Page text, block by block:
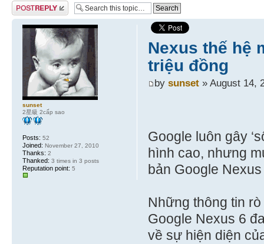
Post a reply
Nexus thế hệ
triệu đồng
by sunset» August 14,
Google luôn gây
hình cao, nhưng
bản Google
Những thông tin
Google Nexus 6
về sự hiện diện
sunset
2星級 2cấp sao
Posts: 52
Joined: November 27, 2010
Thanks: 2
Thanked: 3 times in 3 posts
Reputation point: 5